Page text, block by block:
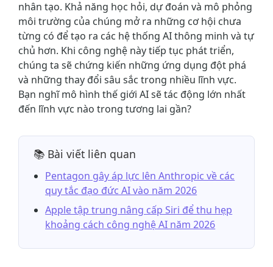
nhân tạo. Khả năng học hỏi, dự đoán và mô phỏng
môi trường của chúng mở ra những cơ hội chưa
từng có để tạo ra các hệ thống AI thông minh và tự
chủ hơn. Khi công nghệ này tiếp tục phát triển,
chúng ta sẽ chứng kiến những ứng dụng đột phá
và những thay đổi sâu sắc trong nhiều lĩnh vực.
Bạn nghĩ mô hình thế giới AI sẽ tác động lớn nhất
đến lĩnh vực nào trong tương lai gần?
📚 Bài viết liên quan
Pentagon gây áp lực lên Anthropic về các
quy tắc đạo đức AI vào năm 2026
Apple tập trung nâng cấp Siri để thu hẹp
khoảng cách công nghệ AI năm 2026